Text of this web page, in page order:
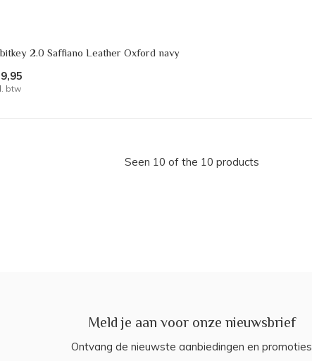
2.0 Saffiano Leather Oxford navy
btw
Seen 10 of the 10 products
Meld je aan voor onze nieuwsbrief
Ontvang de nieuwste aanbiedingen en promoties